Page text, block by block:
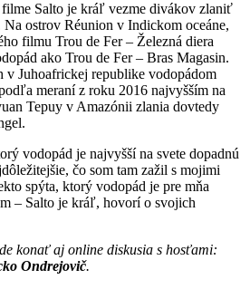
filme Salto je kráľ vezme divákov zlaniť
Na ostrov Réunion v Indickom oceáne,
filmu Trou de Fer – Železná diera
ako Trou de Fer – Bras Magasin.
v Juhoafrickej republike vodopádom
meraní z roku 2016 najvyšším na
Tepuy v Amazónii zlania dovtedy
vodopád je najvyšší na svete dopadnú
čo som tam zažil s mojimi
spýta, ktorý vodopád je pre mňa
– Salto je kráľ, hovorí o svojich
konať aj online diskusia s hosťami:
Ondrejovič.